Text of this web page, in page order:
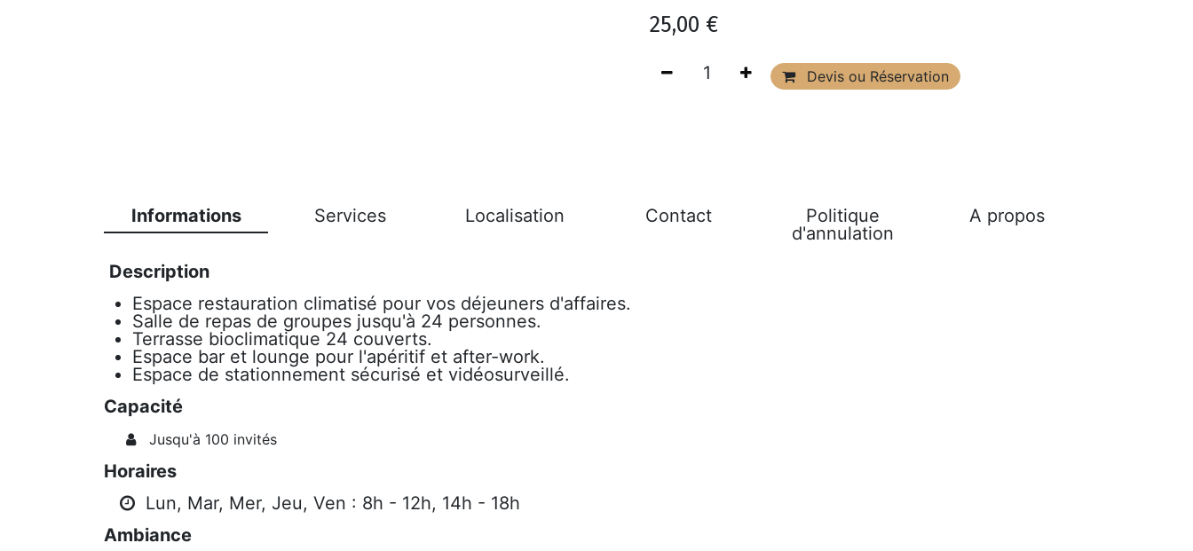
25,00 €
Devis ou Réservation
Informations Services Localisation Contact
Politique
d'annulation
A propos
Description
Espace restauration climatisé pour vos déjeuners d'affaires.
Salle de repas de groupes jusqu'à 24 personnes.
Terrasse bioclimatique 24 couverts.
Espace bar et lounge pour l'apéritif et after-work.
Espace de stationnement sécurisé et vidéosurveillé.
Capacité
Jusqu'à 100 invités
Horaires
Lun, Mar, Mer, Jeu, Ven : 8h - 12h, 14h - 18h
Ambiance